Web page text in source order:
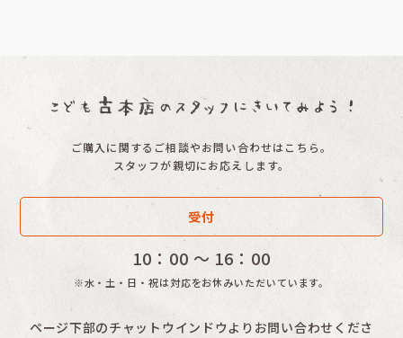
ご購入に関するご相談やお問い合わせはこちら。
スタッフが親切にお応えします。
受付
10：00 〜 16：00
※水・土・日・祝は対応をお休みいただいています。
ページ下部のチャットウインドウよりお問い合わせくださ